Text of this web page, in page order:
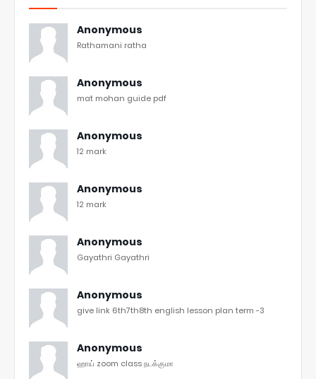
Anonymous
Rathamani ratha
Anonymous
mat mohan guide pdf
Anonymous
12 mark
Anonymous
12 mark
Anonymous
Gayathri Gayathri
Anonymous
give link 6th7th8th english lesson plan term -3
Anonymous
ஹாய் zoom class நடக்குமா